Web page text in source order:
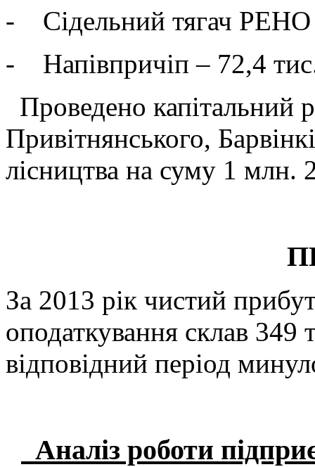
- Сідельний тягач РЕНО
- Напівпричіп – 72,4
Проведено капітальний
Привітнянського,
лісництва на суму 1 млн.
За 2013 рік чистий
оподаткування склав
відповідний період
Аналіз роботи